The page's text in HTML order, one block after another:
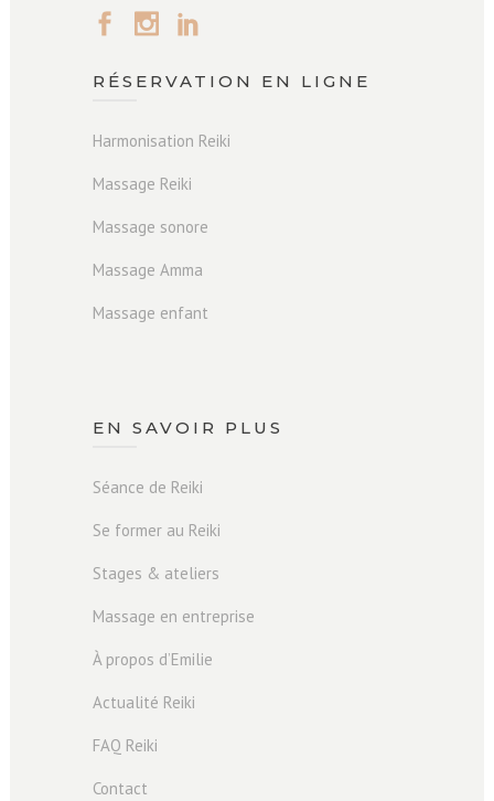
RÉSERVATION EN LIGNE
Harmonisation Reiki
Massage Reiki
Massage sonore
Massage Amma
Massage enfant
EN SAVOIR PLUS
Séance de Reiki
Se former au Reiki
Stages & ateliers
Massage en entreprise
À propos d’Emilie
Actualité Reiki
FAQ Reiki
Contact